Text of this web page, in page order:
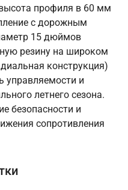
профиля в 60 мм
с дорожным
15 дюймов
резину на широком
конструкция)
управляемости и
летнего сезона.
безопасности и
сопротивления